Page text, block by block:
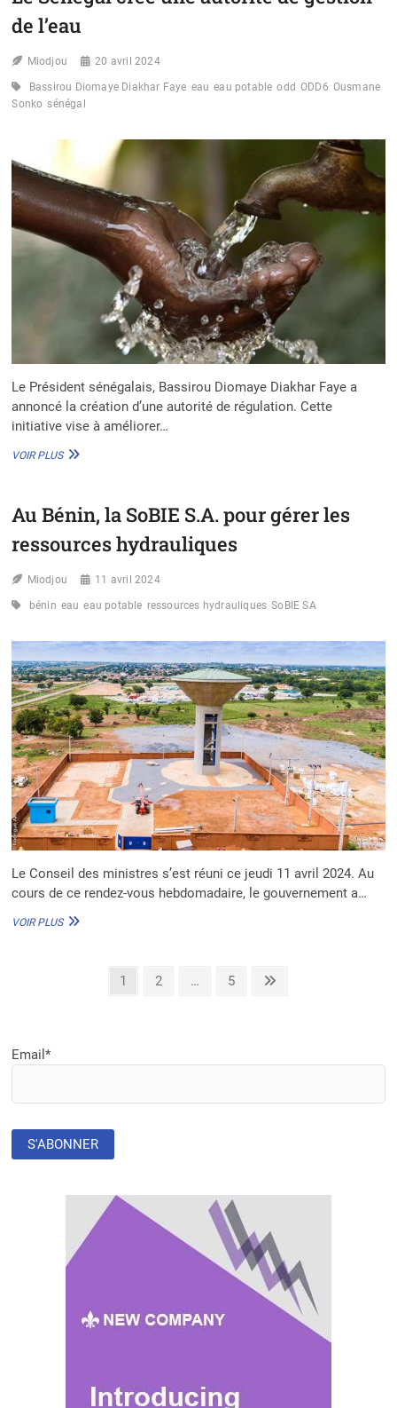
UNIVERSEL
L’EAU
EN
MILIEU
de l’eau
Miodjou 20 avril 2024
Bassirou Diomaye Diakhar Faye eau eau potable odd ODD6 Ousmane
Sonko sénégal
Le Président sénégalais, Bassirou Diomaye Diakhar Faye a
annoncé la création d’une autorité de régulation. Cette
initiative vise à améliorer…
VOIR PLUSLE
AUTORITÉ
GESTION
L’EAU
Au Bénin, la SoBIE S.A. pour gérer les
ressources hydrauliques
Miodjou 11 avril 2024
bénin eau eau potable ressources hydrauliques SoBIE SA
Le Conseil des ministres s’est réuni ce jeudi 11 avril 2024. Au
cours de ce rendez-vous hebdomadaire, le gouvernement a…
VOIR PLUSAU
HYDRAULIQUES
Page
1 Page
2 … Page
5
Email*